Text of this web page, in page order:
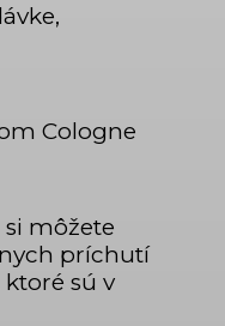
Cologne
môžete
príchutí
sú v